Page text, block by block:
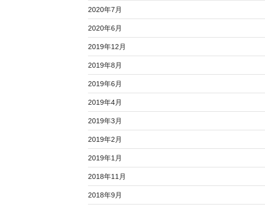
2020年7月
2020年6月
2019年12月
2019年8月
2019年6月
2019年4月
2019年3月
2019年2月
2019年1月
2018年11月
2018年9月